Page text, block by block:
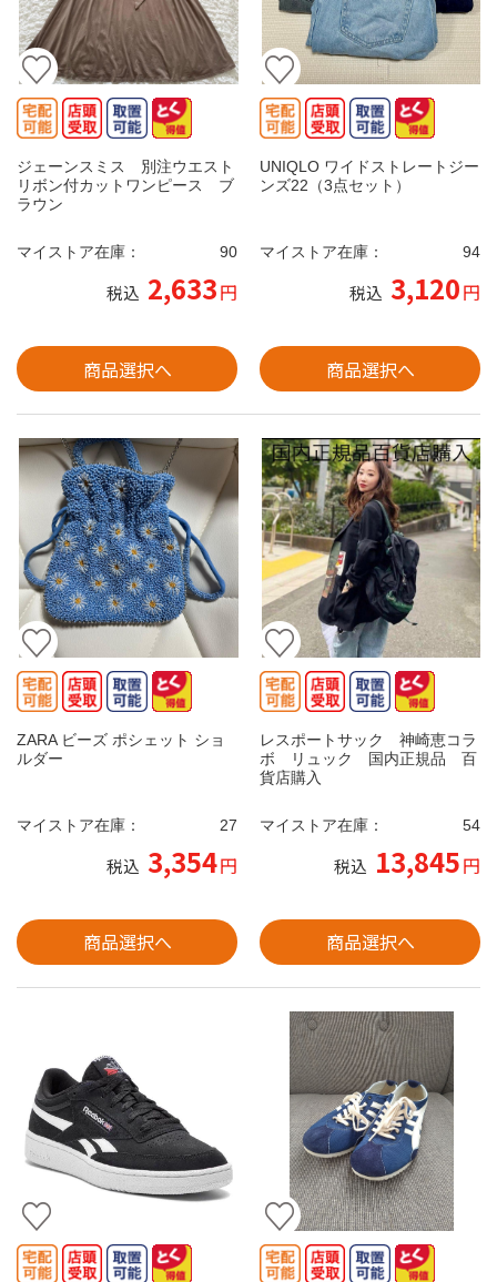
ジェーンスミス 別注ウエスト
リボン付カットワンピース ブ
ラウン
マイストア在庫： 90
税込 2,633円
商品選択へ
UNIQLO ワイドストレートジー
ンズ22（3点セット）
マイストア在庫： 94
税込 3,120円
商品選択へ
ZARA ビーズ ポシェット ショ
ルダー
マイストア在庫： 27
税込 3,354円
商品選択へ
レスポートサック 神崎恵コラ
ボ リュック 国内正規品 百
貨店購入
マイストア在庫： 54
税込 13,845円
商品選択へ